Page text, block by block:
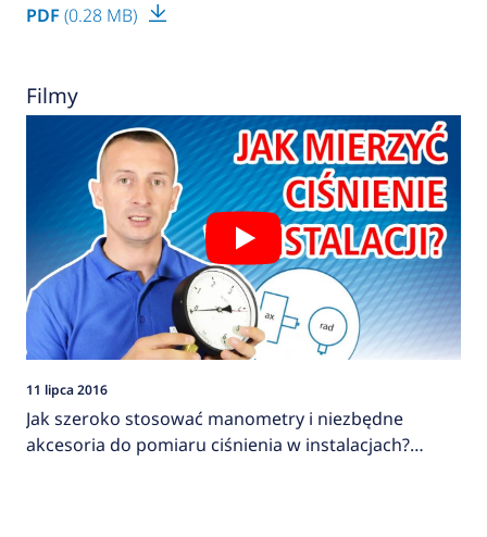
PDF (0.28 MB)
Filmy
11 lipca 2016
Jak szeroko stosować manometry i niezbędne
akcesoria do pomiaru ciśnienia w instalacjach?